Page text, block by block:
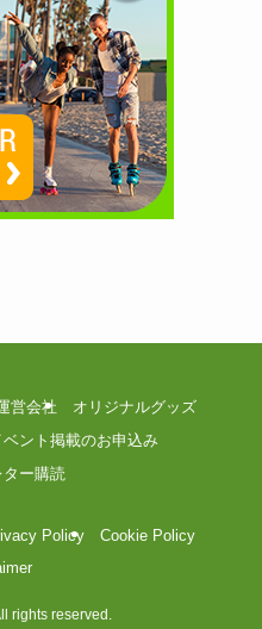
営会社
オリジナルグッズ
ベント掲載のお申込み
ター購読
Policy
Cookie Policy
rights reserved.